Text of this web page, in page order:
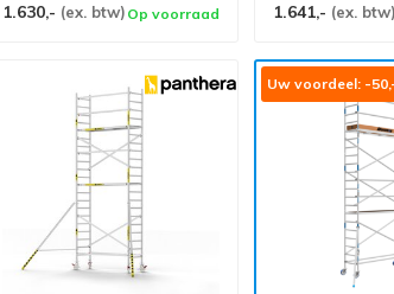
1.630,- (ex. btw) Op voorraad 1.641,- (ex. btw)
Uw voordeel: -